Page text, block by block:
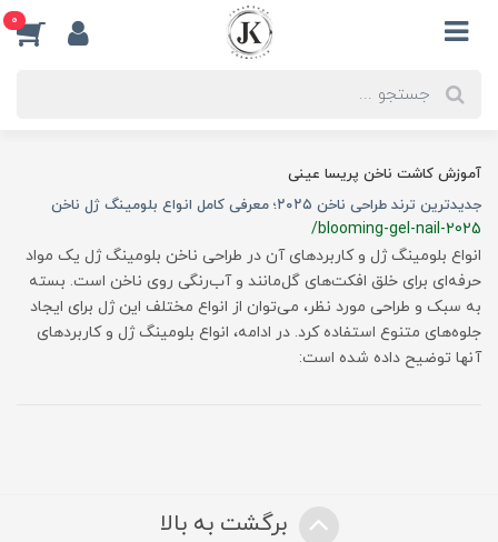
0
آموزش کاشت ناخن پریسا عینی
جدیدترین ترند طراحی ناخن ۲۰۲۵؛ معرفی کامل انواع بلومینگ ژل ناخن
/blooming-gel-nail-2025
انواع بلومینگ ژل و کاربردهای آن در طراحی ناخن بلومینگ ژل یک مواد
حرفه‌ای برای خلق افکت‌های گل‌مانند و آب‌رنگی روی ناخن است. بسته
به سبک و طراحی مورد نظر، می‌توان از انواع مختلف این ژل برای ایجاد
جلوه‌های متنوع استفاده کرد. در ادامه، انواع بلومینگ ژل و کاربردهای
آنها توضیح داده شده است:
برگشت به بالا